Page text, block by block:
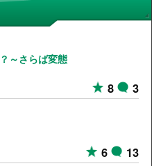
～さらば変態
8 3
6 13